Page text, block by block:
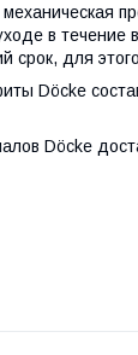
в
срок, для
Döcke
Döcke